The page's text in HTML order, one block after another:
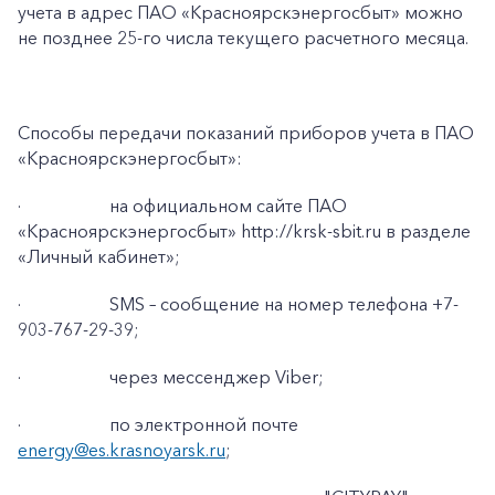
Заказать обратный звонок
Корпоративным клиентам
учета в адрес ПАО «Красноярскэнергосбыт» можно
не позднее 25-го числа текущего расчетного месяца.
Способы передачи показаний приборов учета в ПАО
«Красноярскэнергосбыт»:
·
на официальном сайте ПАО
«Красноярскэнергосбыт» http://krsk-sbit.ru в разделе
«Личный кабинет»;
·
SMS – сообщение на номер телефона +7-
903-767-29-39;
· через мессенджер Viber;
·
по электронной почте
energy@es.krasnoyarsk.ru;